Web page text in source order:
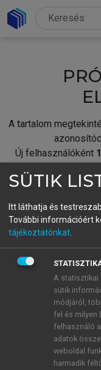
A tartalom
Új felhasználóként
fiókoddal,
A regisztráció után a
BELÉPÉS
ÚJ FIÓK
1 óra díjmentes
E-MAIL-CÍM
SÜTIK
Itt láthatja és
További információért
tájékoztatónkat
A statisztikai
sütik
módjáról,
fel és milyen
felhasználó
adatok
weboldal
harmadik